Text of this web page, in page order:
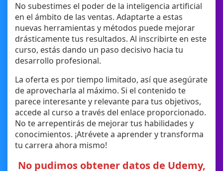
No subestimes el poder de la inteligencia artificial
en el ámbito de las ventas. Adaptarte a estas
nuevas herramientas y métodos puede mejorar
drásticamente tus resultados. Al inscribirte en este
curso, estás dando un paso decisivo hacia tu
desarrollo profesional.
La oferta es por tiempo limitado, así que asegúrate
de aprovecharla al máximo. Si el contenido te
parece interesante y relevante para tus objetivos,
accede al curso a través del enlace proporcionado.
No te arrepentirás de mejorar tus habilidades y
conocimientos. ¡Atrévete a aprender y transforma
tu carrera ahora mismo!
No pudimos obtener datos de Udemy,